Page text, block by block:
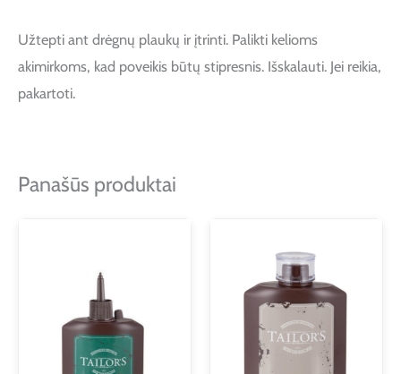
Užtepti ant drėgnų plaukų ir įtrinti. Palikti kelioms
akimirkoms, kad poveikis būtų stipresnis. Išskalauti. Jei reikia,
pakartoti.
Panašūs produktai